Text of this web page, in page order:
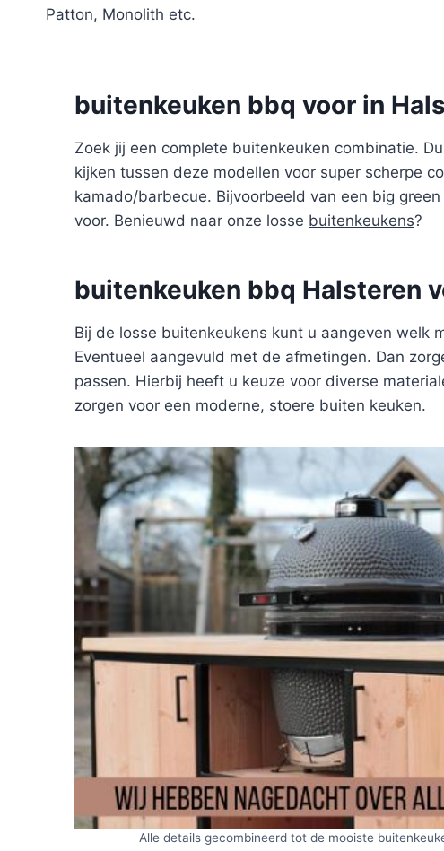
Patton, Monolith etc.
buitenkeuken bbq voor in
Zoek jij een complete buitenkeuken combinatie.
kijken tussen deze modellen voor super scherpe
kamado/barbecue. Bijvoorbeeld van een big
voor. Benieuwd naar onze losse buitenkeukens?
buitenkeuken bbq Halsteren
Bij de losse buitenkeukens kunt u aangeven welk
Eventueel aangevuld met de afmetingen. Dan
passen. Hierbij heeft u keuze voor diverse
zorgen voor een moderne, stoere buiten keuken.
Alle details gecombineerd tot de mooiste